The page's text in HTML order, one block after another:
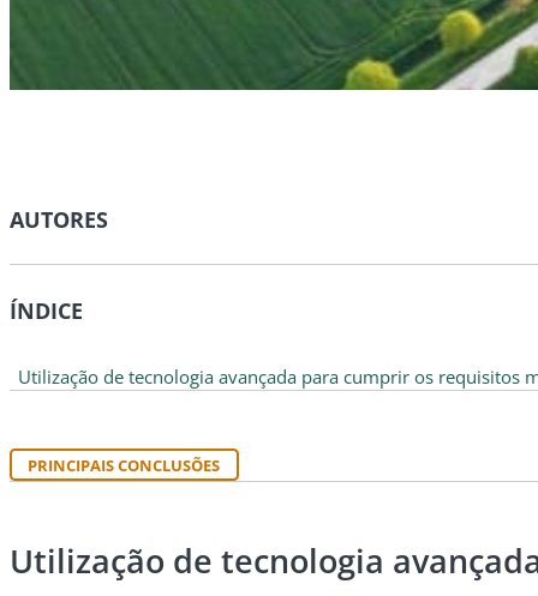
AUTORES
ÍNDICE
Utilização de tecnologia avançada para cumprir os requisitos
PRINCIPAIS CONCLUSÕES
Utilização de tecnologia